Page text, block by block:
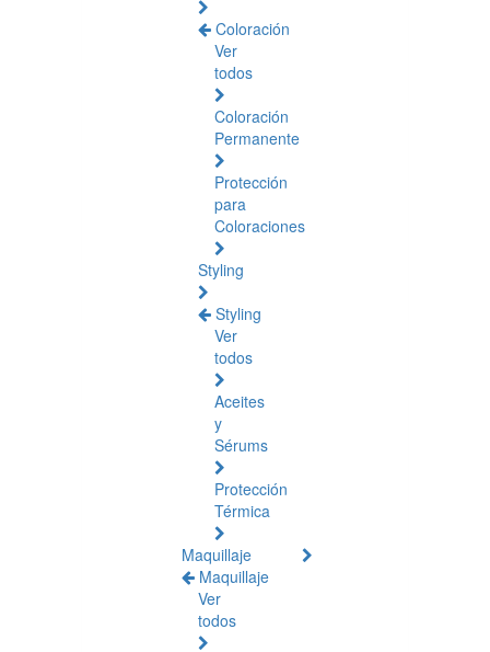
Coloración
Ver
todos
Coloración
Permanente
Protección
para
Coloraciones
Styling
Styling
Ver
todos
Aceites
y
Sérums
Protección
Térmica
Maquillaje
Maquillaje
Ver
todos